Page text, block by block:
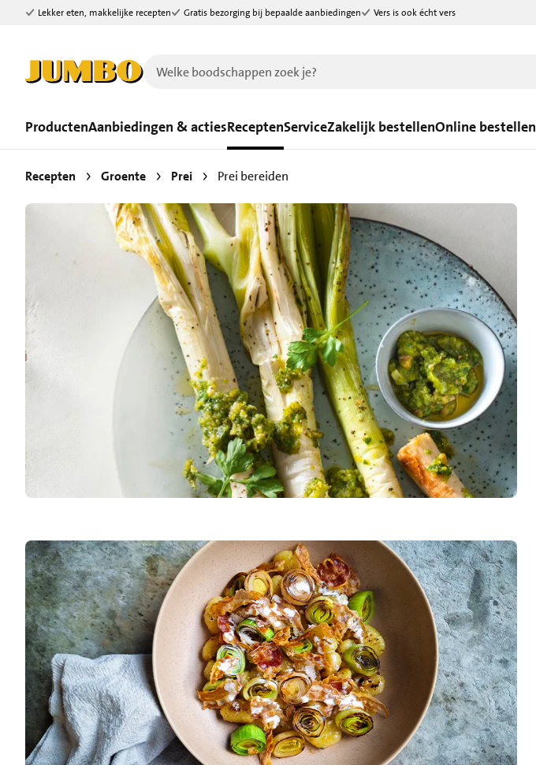
Ga naar zoeken
Ga naar hoofdinhoud
Lekker eten, makkelijke recepten Gratis bezorging bij bepaalde aanbiedingen Vers is ook écht vers
ProductenAanbiedingen & actiesReceptenServiceZakelijk bestellenOnline bestellen
Recepten Groente Prei Prei bereiden